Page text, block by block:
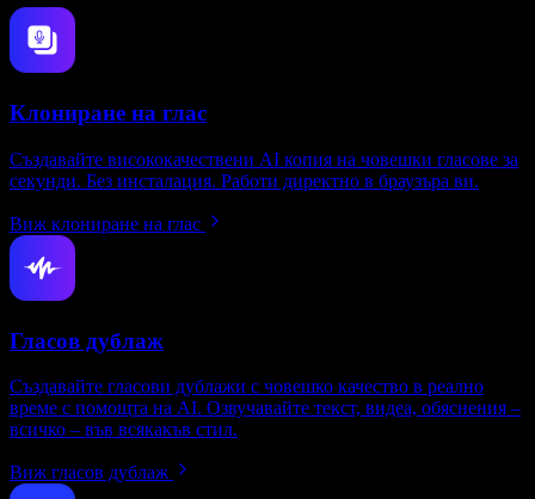
Клониране на глас
Създавайте висококачествени AI копия на човешки гласове за
секунди. Без инсталация. Работи директно в браузъра ви.
Виж клониране на глас
Гласов дублаж
Създавайте гласови дублажи с човешко качество в реално
време с помощта на AI. Озвучавайте текст, видеа, обяснения –
всичко – във всякакъв стил.
Виж гласов дублаж